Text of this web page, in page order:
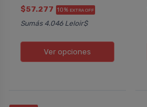
$57.277 10% EXTRA OFF
Sumás 4.046 Leloir$
Ver opciones